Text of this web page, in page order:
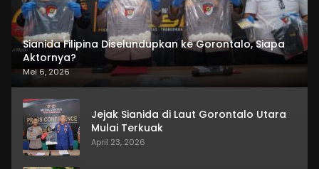
Sianida Filipina Diselundupkan ke Gorontalo, Siapa
Aktornya?
Mei 6, 2026
Jejak Sianida di Laut Gorontalo Utara
Mulai Terkuak
April 23, 2026